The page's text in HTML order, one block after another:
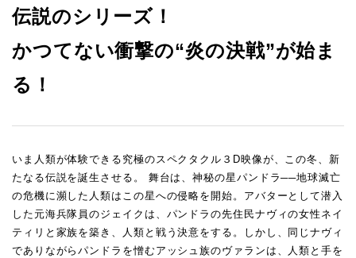
伝説のシリーズ！
かつてない衝撃の“炎の決戦”が始ま
る！
いま人類が体験できる究極のスペクタクル３D映像が、この冬、新
たなる伝説を誕生させる。 舞台は、神秘の星パンドラ──地球滅亡
の危機に瀕した人類はこの星への侵略を開始。アバターとして潜入
した元海兵隊員のジェイクは、パンドラの先住民ナヴィの女性ネイ
ティリと家族を築き、人類と戦う決意をする。しかし、同じナヴィ
でありながらパンドラを憎むアッシュ族のヴァランは、人類と手を